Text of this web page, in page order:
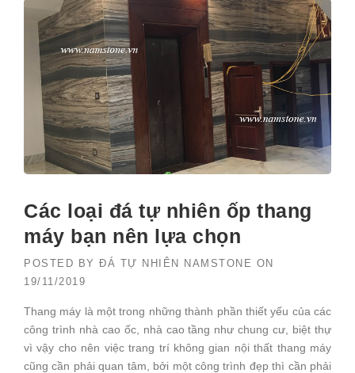
Các loại đá tự nhiên ốp thang
máy bạn nên lựa chọn
POSTED BY ĐÁ TỰ NHIÊN NAMSTONE ON
19/11/2019
Thang máy là một trong những thành phần thiết yếu của các
công trình nhà cao ốc, nhà cao tầng như chung cư, biệt thự
vì vậy cho nên việc trang trí không gian nội thất thang máy
cũng cần phải quan tâm, bởi một công trình đẹp thì cần phải